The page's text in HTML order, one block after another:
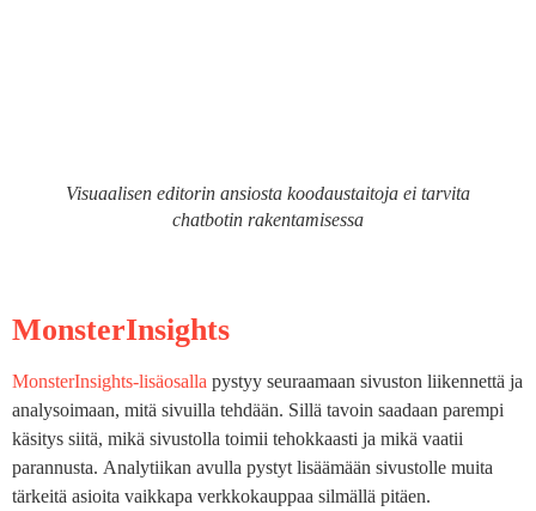
Visuaalisen editorin ansiosta koodaustaitoja ei tarvita
chatbotin rakentamisessa
MonsterInsights
MonsterInsights-lisäosalla pystyy seuraamaan sivuston liikennettä ja
analysoimaan, mitä sivuilla tehdään. Sillä tavoin saadaan parempi
käsitys siitä, mikä sivustolla toimii tehokkaasti ja mikä vaatii
parannusta. Analytiikan avulla pystyt lisäämään sivustolle muita
tärkeitä asioita vaikkapa verkkokauppaa silmällä pitäen.